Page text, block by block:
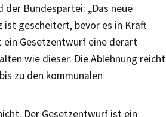
Bundespartei: „Das neue
ist gescheitert, bevor es in Kraft
Gesetzentwurf eine derart
wie dieser. Die Ablehnung reicht
zu den kommunalen
Der Gesetzentwurf ist ein